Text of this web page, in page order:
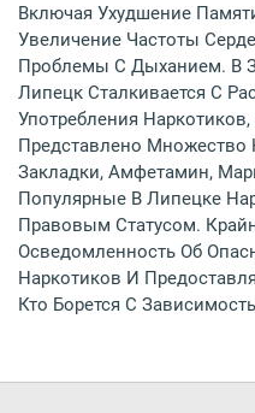
Включая Ухудшение
Увеличение Частоты
Проблемы С Дыханием. В
Липецк Сталкивается С
Употребления
Представлено
Закладки, Амфетамин,
Популярные В Липецке
Правовым Статусом.
Осведомленность Об
Наркотиков И
Кто Борется С